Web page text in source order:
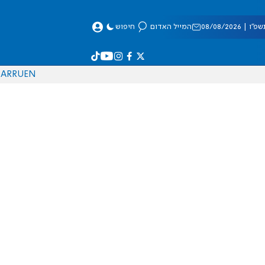
08/2026 המייל האדום חיפוש
EN
RU
AR